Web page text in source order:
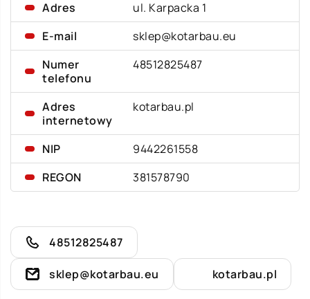
Adres
ul. Karpacka 1
E-mail
sklep@kotarbau.eu
Numer
telefonu
48512825487
Adres
internetowy
kotarbau.pl
NIP
9442261558
REGON
381578790
48512825487
sklep@kotarbau.eu kotarbau.pl